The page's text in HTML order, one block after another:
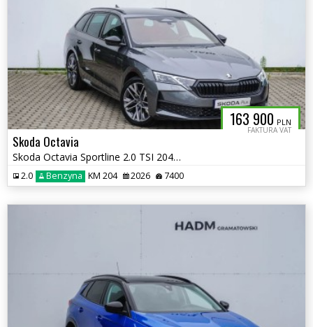
163 900 PLN
FAKTURA VAT
Skoda Octavia
Skoda Octavia Sportline 2.0 TSI 204KM DSG 4X4
2.0 Benzyna KM 204 2026 7400